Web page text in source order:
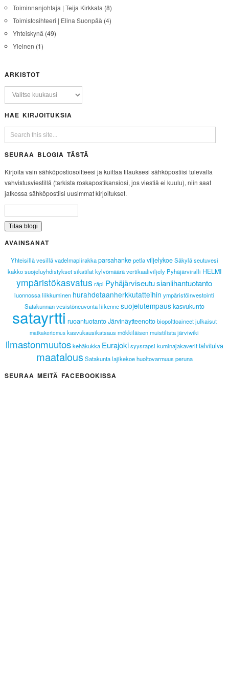
Toiminnanjohtaja | Teija Kirkkala (8)
Toimistosihteeri | Elina Suonpää (4)
Yhteiskynä (49)
Yleinen (1)
ARKISTOT
HAE KIRJOITUKSIA
SEURAA BLOGIA TÄSTÄ
Kirjoita vain sähköpostiosoitteesi ja kuittaa tilauksesi sähköpostiisi tulevalla
vahvistusviestillä (tarkista roskapostikansiosi, jos viestiä ei kuulu), niin saat
jatkossa sähköpostiisi uusimmat kirjoitukset.
AVAINSANAT
Yhteisillä vesillävadelmapiirakkaparsahankepetlaviljelykoeSäkyläseutuvesi
kakkosuojeluyhdistyksetsikatilatkylvömäärävertikaaliviljely Pyhäjärviralli HELMI
ympäristökasvatus räpi Pyhäjärviseutusianlihantuotanto
luonnossa liikkuminen hurahdetaanherkkutatteihin ympäristöinvestointi
Satakunnan vesistöneuvontaliikennesuojelutempauskasvukunto
satayrtti ruoantuotantoJärvinäytteenottobiopolttoaineetjulkaisut
matkakertomus kasvukausikatsaus mökkiläisen muistilista järviwiki
ilmastonmuutoskehäkukka Eurajokisyysrapsi kuminajakaverittalvitulva
maatalousSatakuntalajikekoehuoltovarmuus peruna
SEURAA MEITÄ FACEBOOKISSA